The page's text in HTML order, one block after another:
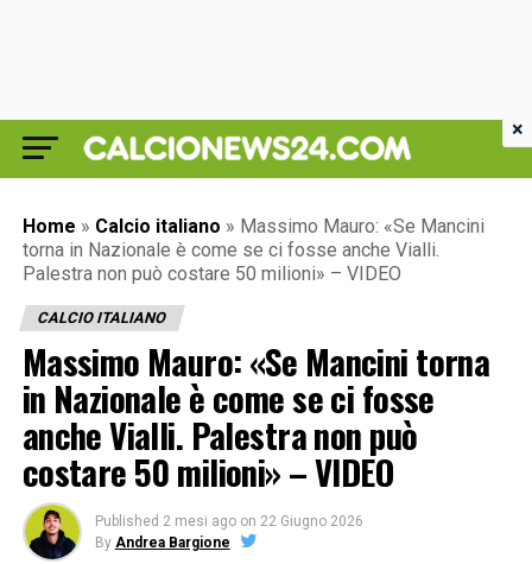
Home » Calcio italiano » Massimo Mauro: «Se Mancini
torna in Nazionale è come se ci fosse anche Vialli.
Palestra non può costare 50 milioni» – VIDEO
CALCIO ITALIANO
Massimo Mauro: «Se Mancini torna
in Nazionale è come se ci fosse
anche Vialli. Palestra non può
costare 50 milioni» – VIDEO
Published 2 mesi ago on 22 Giugno 2026
By Andrea Bargione
×